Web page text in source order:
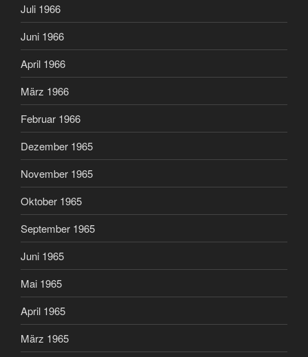
Juli 1966
Juni 1966
April 1966
März 1966
Februar 1966
Dezember 1965
November 1965
Oktober 1965
September 1965
Juni 1965
Mai 1965
April 1965
März 1965